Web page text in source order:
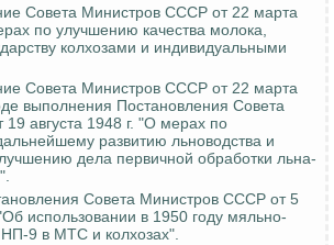
Совета Министров СССР от 22 марта
по улучшению качества молока,
колхозами и индивидуальными
Совета Министров СССР от 22 марта
выполнения Постановления Совета
августа 1948 г. "О мерах по
развитию льноводства и
дела первичной обработки льна-
Совета Министров СССР от 5
использовании в 1950 году мяльно-
9 в МТС и колхозах".